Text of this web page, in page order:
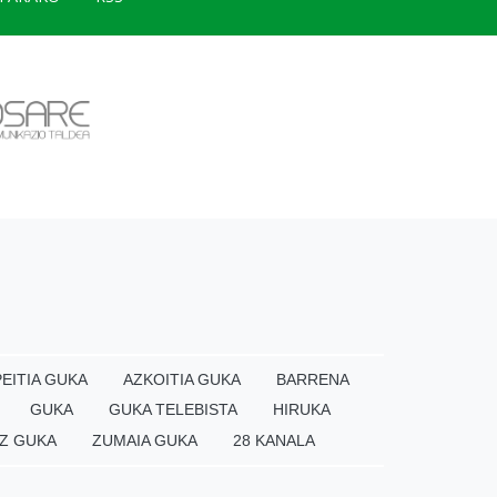
GUKA AZKOITIA GUKA
BARRENA
GUKA GUKA TELEBISTA
HIRUKA
GUKA ZUMAIA GUKA 28 KANALA